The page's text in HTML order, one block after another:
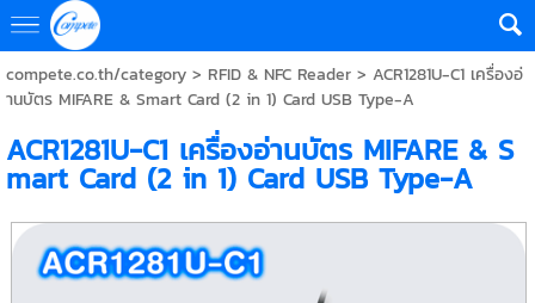
compete.co.th/category> RFID & NFC Reader> ACR1281U-C1 เครื่องอ่
านบัตร MIFARE & Smart Card (2 in 1) Card USB Type-A
ACR1281U-C1 เครื่องอ่านบัตร MIFARE & S
mart Card (2 in 1) Card USB Type-A